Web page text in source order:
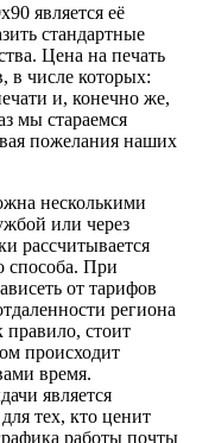
является её
стандартные
Цена на печать
в числе которых:
и, конечно же,
мы стараемся
пожелания наших
несколькими
или через
рассчитывается
способа. При
от тарифов
региона
правило, стоит
происходит
время.
является
тех, кто ценит
работы почты